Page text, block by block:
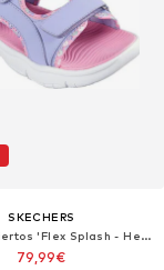
SKECHERS
Zapatos abiertos 'Flex Splash - Heart'
79,99€